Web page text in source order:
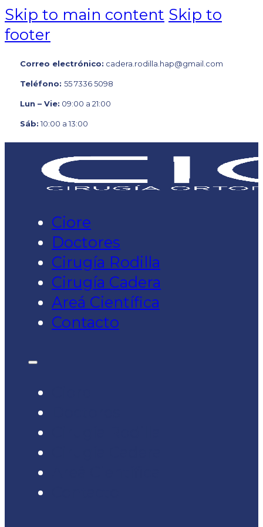
Skip to main content Skip to
footer
Correo electrónico: cadera.rodilla.hap@gmail.com
Teléfono: 55 7336 5098
Lun – Vie: 09:00 a 21:00
Sáb: 10:00 a 13:00
Ciore
Doctores
Cirugía Rodilla
Cirugía Cadera
Areá Científica
Contacto